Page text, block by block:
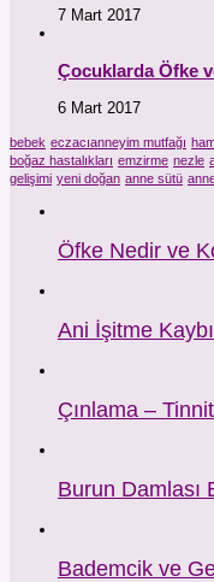
7 Mart 2017
Çocuklarda Öfke
6 Mart 2017
bebek eczacıanneyim mutfağı
boğaz hastalıkları emzirme nezle
gelişimi yeni doğan anne sütü
Öfke Nedir ve
Ani İşitme Kaybı
Çınlama –
Burun Damlası
Bademcik ve